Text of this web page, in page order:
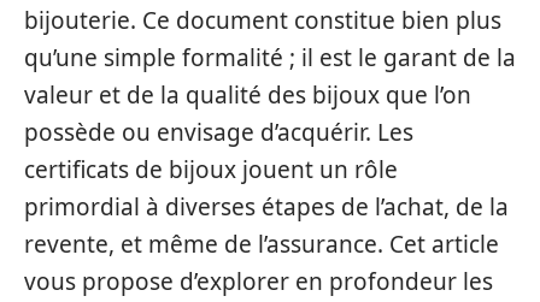
bijouterie. Ce document constitue bien plus
qu’une simple formalité ; il est le garant de la
valeur et de la qualité des bijoux que l’on
possède ou envisage d’acquérir. Les
certificats de bijoux jouent un rôle
primordial à diverses étapes de l’achat, de la
revente, et même de l’assurance. Cet article
vous propose d’explorer en profondeur les